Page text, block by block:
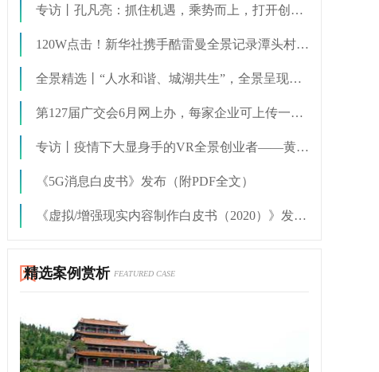
专访丨孔凡亮：抓住机遇，乘势而上，打开创业发展新局面
120W点击！新华社携手酷雷曼全景记录潭头村脱贫新气象
全景精选丨“人水和谐、城湖共生”，全景呈现滨湖新区之美
第127届广交会6月网上办，每家企业可上传一个VR虚拟展位
专访丨疫情下大显身手的VR全景创业者——黄澄坚
《5G消息白皮书》发布（附PDF全文）
《虚拟/增强现实内容制作白皮书（2020）》发布（附PDF全文下载）
精选案例赏析 FEATURED CASE